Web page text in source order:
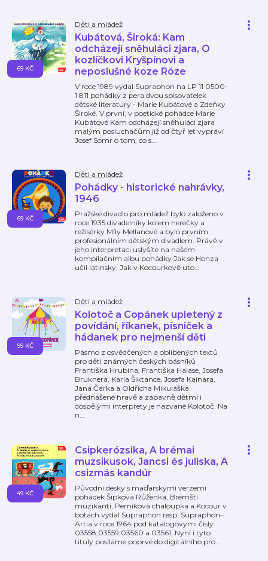
Děti a mládež
Kubátová, Široká: Kam
odcházejí sněhuláci zjara, O
kozlíčkovi Kryšpínovi a
neposlušné koze Róze
V roce 1989 vydal Supraphon na LP 11 0500-
1 811 pohádky z pera dvou spisovatelek
dětské literatury - Marie Kubátové a Zdeňky
Široké. V první, v poetické pohádce Marie
Kubátové Kam odcházejí sněhuláci zjara
malým posluchačům již od čtyř let vypráví
Josef Somr o tom, co s…
69 KČ
Děti a mládež
Pohádky - historické nahrávky,
1946
Pražské divadlo pro mládež bylo založeno v
roce 1935 divadelníky kolem herečky a
režisérky Míly Mellanové a bylo prvním
profesionálním dětským divadlem. Právě v
jeho interpretaci uslyšíte na našem
kompilačním albu pohádky Jak se Honza
učil latinsky, Jak v Kocourkově uto…
69 KČ
Děti a mládež
Kolotoč a Copánek upletený z
povídání, říkanek, písniček a
hádanek pro nejmenší děti
Pásmo z osvědčených a oblíbených textů
pro děti známých českých básníků
Františka Hrubína, Františka Halase, Josefa
Bruknera, Karla Šiktance, Josefa Kainara,
Jana Čarka a Oldřicha Mikuláška
přednášené hravě a zábavně dětmi i
dospělými interprety je nazvané Kolotoč. Na
n…
99 KČ
Csipkerózsika, A brémai
muzsikusok, Jancsi és juliska, A
csizmás kandúr
Původní desky s maďarskými verzemi
pohádek Šípková Růženka, Brémští
muzikanti, Perníková chaloupka a Kocour v
botách vydal Supraphon resp. Supraphon-
Artia v roce 1964 pod katalogovými čísly
03558;03559;03560 a 03561. Nyní i tyto
tituly posíláme poprvé do digitálního pro…
49 KČ